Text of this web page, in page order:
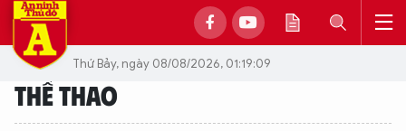
Thứ Bảy, ngày 08/08/2026, 01:19:09
THỂ THAO